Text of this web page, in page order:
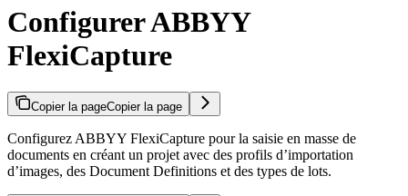
Configurer ABBYY
FlexiCapture
Copier la pageCopier la page
Configurez ABBYY FlexiCapture pour la saisie en masse de
documents en créant un projet avec des profils d’importation
d’images, des Document Definitions et des types de lots.